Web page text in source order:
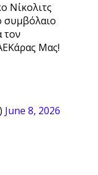
Νίκολιτς
συμβόλαιο
τον
Μας!
June 8, 2026